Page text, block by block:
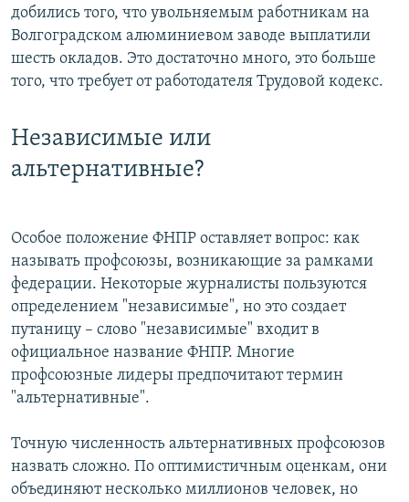
добились того, что увольняемым работникам на
Волгоградском алюминиевом заводе выплатили
шесть окладов. Это достаточно много, это больше
того, что требует от работодателя Трудовой кодекс.
Независимые или
альтернативные?
Особое положение ФНПР оставляет вопрос: как
называть профсоюзы, возникающие за рамками
федерации. Некоторые журналисты пользуются
определением "независимые", но это создает
путаницу – слово "независимые" входит в
официальное название ФНПР. Многие
профсоюзные лидеры предпочитают термин
"альтернативные".
Точную численность альтернативных профсоюзов
назвать сложно. По оптимистичным оценкам, они
объединяют несколько миллионов человек, но